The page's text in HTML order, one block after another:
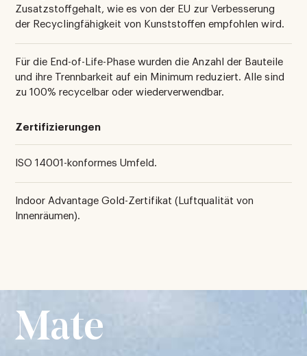
Zusatzstoffgehalt, wie es von der EU zur Verbesserung
der Recyclingfähigkeit von Kunststoffen empfohlen wird.
Für die End-of-Life-Phase wurden die Anzahl der Bauteile
und ihre Trennbarkeit auf ein Minimum reduziert. Alle sind
zu 100% recycelbar oder wiederverwendbar.
Zertifizierungen
ISO 14001-konformes Umfeld.
Indoor Advantage Gold-Zertifikat (Luftqualität von
Innenräumen).
Mate